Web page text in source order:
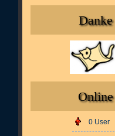
Danke
Online
0 User